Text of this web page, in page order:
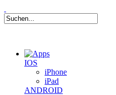
IOS
iPhone
iPad
ANDROID